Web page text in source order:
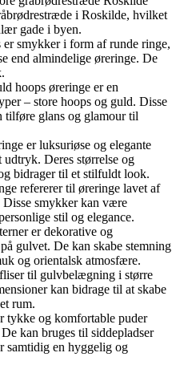
i Roskilde, hvilket
gade i byen.
smykker i form af runde ringe,
end almindelige øreringe. De
hoops øreringe er en
– store hoops og guld. Disse
tilføre glans og glamour til
er luksuriøse og elegante
udtryk. Deres størrelse og
bidrager til et stilfuldt look.
refererer til øreringe lavet af
Disse smykker kan være
stil og elegance.
er dekorative og
gulvet. De kan skabe stemning
og orientalsk atmosfære.
til gulvbelægning i større
kan bidrage til at skabe
rum.
tykke og komfortable puder
kan bruges til siddepladser
samtidig en hyggelig og